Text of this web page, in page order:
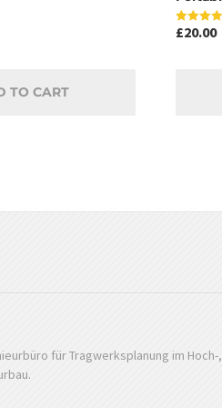
TO CART
Rated
£20.00
für Tragwerksplanung im Hoch-,